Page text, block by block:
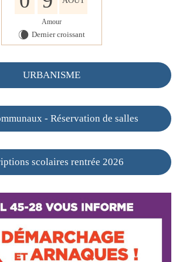
Amour
W Dernier croissant
URBANISME
- Réservation de salles
scolaires rentrée 2026